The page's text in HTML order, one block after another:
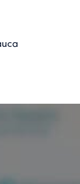
la meta de
artículos. Para
Español